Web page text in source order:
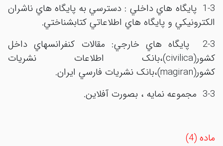
1-3 پايگاه هاي داخلي : دسترسي به پايگاه هاي ناشران
الکترونيکي و پايگاه هاي اطلاعاتي کتابشناختي.
2-3 پايگاه هاي خارجي: مقالات کنفرانسهاي داخل
کشور(civilica)،بانک اطلاعات نشريات
کشور(magiran)،بانک نشريات فارسي ايران.
3-3 مجموعه نمايه ، بصورت آفلاين.
ماده (4)